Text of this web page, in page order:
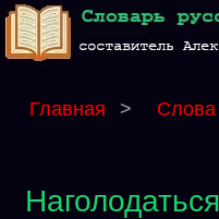
Главная > Слова
Наголодаться